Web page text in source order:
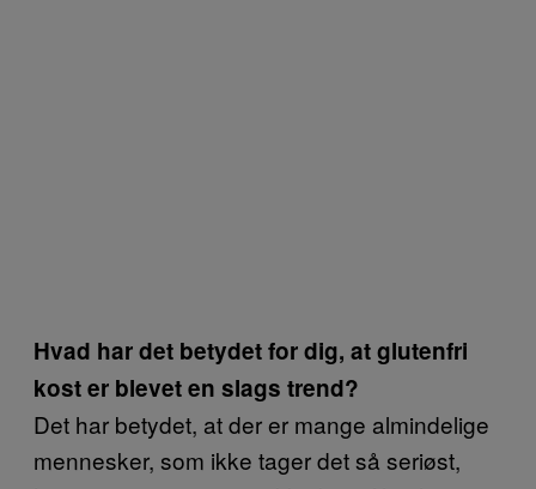
Hvad har det betydet for dig, at glutenfri
kost er blevet en slags trend?
Det har betydet, at der er mange almindelige
mennesker, som ikke tager det så seriøst,